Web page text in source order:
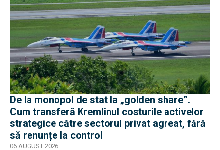
De la monopol de stat la „golden share”.
Cum transferă Kremlinul costurile activelor
strategice către sectorul privat agreat, fără
să renunțe la control
06 AUGUST 2026